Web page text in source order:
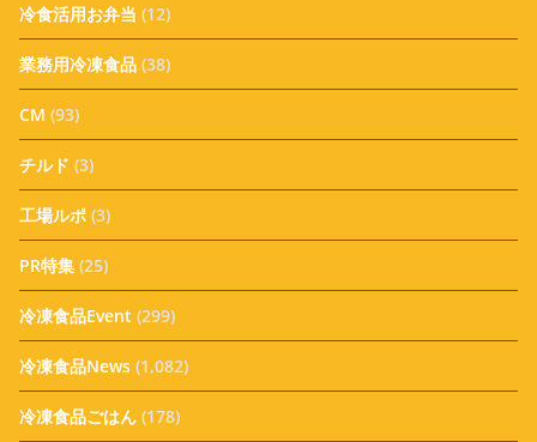
冷食活用お弁当 (12)
業務用冷凍食品 (38)
CM (93)
チルド (3)
工場ルポ (3)
PR特集 (25)
冷凍食品Event (299)
冷凍食品News (1,082)
冷凍食品ごはん (178)